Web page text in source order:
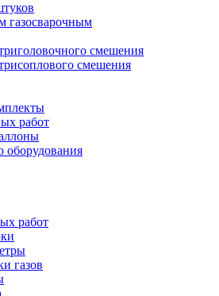
газосварочным
смешения
смешения
работ
оборудования
работ
газов